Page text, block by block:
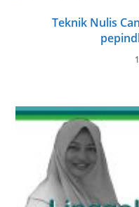
Teknik Nulis